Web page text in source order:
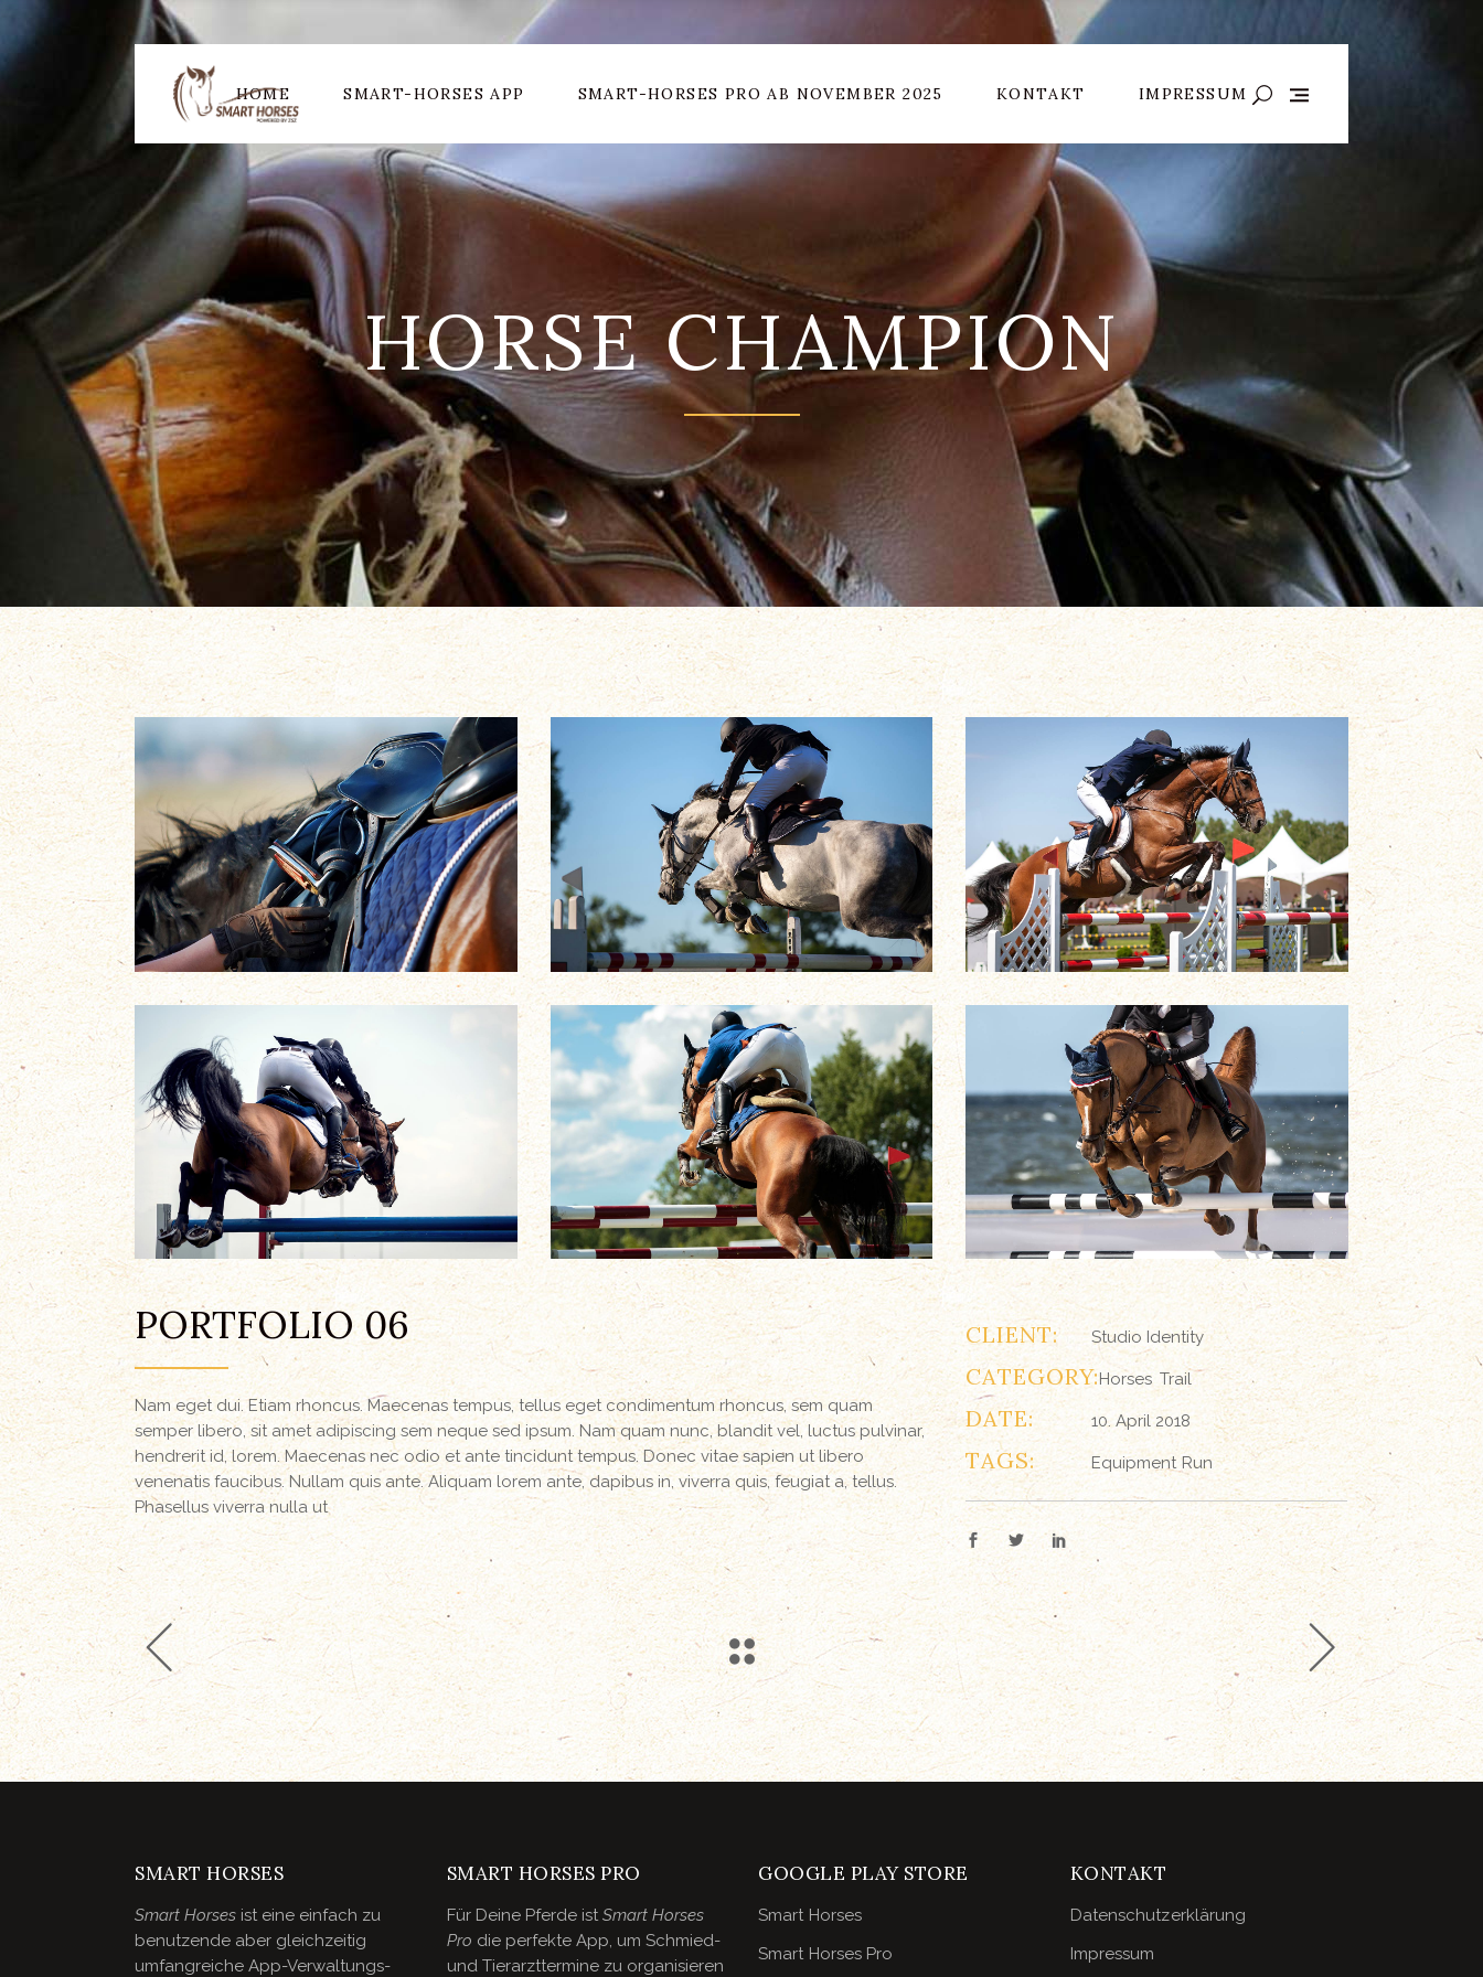
HOME SMART-HORSES APP SMART-HORSES PRO AB NOVEMBER 2025 KONTAKT IMPRESSUM
HORSE CHAMPION
PORTFOLIO 06
Nam eget dui. Etiam rhoncus. Maecenas tempus, tellus eget condimentum rhoncus, sem quam
semper libero, sit amet adipiscing sem neque sed ipsum. Nam quam nunc, blandit vel, luctus pulvinar,
hendrerit id, lorem. Maecenas nec odio et ante tincidunt tempus. Donec vitae sapien ut libero
venenatis faucibus. Nullam quis ante. Aliquam lorem ante, dapibus in, viverra quis, feugiat a, tellus.
Phasellus viverra nulla ut
CLIENT: Studio Identity
CATEGORY:Horses Trail
DATE: 10. April 2018
TAGS: Equipment Run
SMART HORSES
Smart Horses ist eine einfach zu
benutzende aber gleichzeitig
umfangreiche App-Verwaltungs-
SMART HORSES PRO
Für Deine Pferde ist Smart Horses
Pro die perfekte App, um Schmied-
und Tierarzttermine zu organisieren
GOOGLE PLAY STORE
Smart Horses
Smart Horses Pro
KONTAKT
Datenschutzerklärung
Impressum